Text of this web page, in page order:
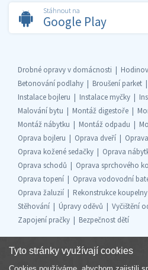
Stáhnout na
Google Play
Drobné opravy v domácnosti
Betonování podlahy
Broušení parket
Instalace bojleru
Instalace myčky
Malování bytu
Montáž digestoře
Montáž nábytku
Montáž odpadu
Oprava bojleru
Oprava dveří
Oprava kožené sedačky
Oprava
Oprava schodů
Oprava sprchového
Oprava topení
Oprava vodovodní
Oprava žaluzií
Rekonstrukce koupelny
Stěhování
Úpravy oděvů Vyčištění
Zapojení pračky
Bezpečnost dětí
Tyto stránky využívají cookies